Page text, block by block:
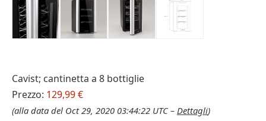
Cavist; cantinetta a 8 bottiglie
Prezzo: 129,99 €
(alla data del Oct 29, 2020 03:44:22 UTC – Dettagli)